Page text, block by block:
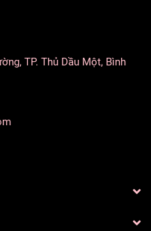
TP. Thủ Dầu Một, Bình